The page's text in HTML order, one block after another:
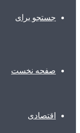
جستجو برای
صفحه نخست
اقتصادی